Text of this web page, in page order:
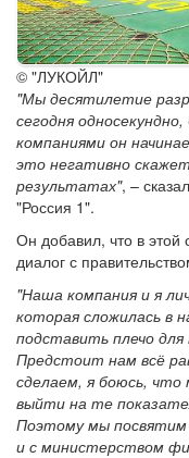
© "ЛУКОЙЛ"
"Мы десятилетие
сегодня
компаниями он
это негативно
результатах", –
"Россия 1".
Он добавил, что в этой
диалог с
"Наша компания и я
которая сложилась в
подставить плечо
Предстоит нам всё
сделаем, я боюсь,
выйти на те
Поэтому мы посвятим
и с министерством